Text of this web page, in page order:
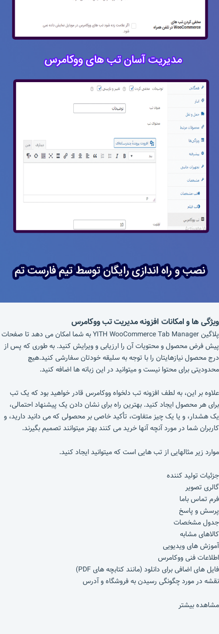
ویژگی ها و امکانات افزونه مدیریت تب ووکامرس
پلاگین YITH WooCommerce Tab Manager به شما امکان می دهد تا صفحات
پیش فرض محصول و محتویات آن را ارزیابی و ویرایش کنید. به طوری که پس از
درج محصول نیازهایتان را با توجه به سلیقه خودتان سفارشی کنید.هیچ
محدودیتی برای محتوا نیست و میتوانید در این زبانه ها اضافه کنید.
علاوه بر این، به لطف افزونه تب دلخواه ووکامرس قادر خواهید بود که یک تب
برای هر محصول ایجاد کنید. بهترین راه برای نشان دادن یک پیشنهاد احتمالی،
یک هشدار، و یا یک چیز متفاوت، تأکید خاصی بر محصولی که می دانید دارید، و
کاربران شما در مورد آنچه آنها خرید می کنند بهتر میتوانند تصمیم بگیرند.
موارد زیر مثالهایی از تب هایی است که میتوانید ایجاد کنید.
جزئیات تولید کننده
گالری تصویر
فرم تماس باما
پرسش و پاسخ
جدول مشخصات
کالاهای مشابه
آموزش های ویدیویی
اطلاعات فنی ووکامرس
فایل های اضافی برای دانلود (مانند کتابچه های PDF)
نقشه در مورد چگونگی رسیدن به فروشگاه و آدرس
مشاهده بیشتر